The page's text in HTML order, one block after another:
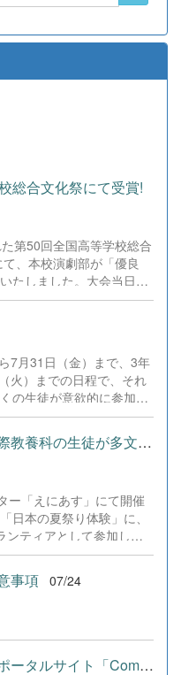
総合文化祭にて受賞!
第50回全国高等学校総合
、本校演劇部が「優良
たしました。大会当日
み重ねてきた練習の成果
ちました。緊張感のある
役割を果たし、心を込め
るご支援・ご協力をいた
心温まるご寄付や温かい
皆様方に、心より感謝申
支援が部員たちの大きな
パフォーマンスと演技を
経験を糧に、さらに表現
まいります。引き続き、
よろしくお願いいたしま
7月31日（金）まで、3年
火）までの日程で、それ
の生徒が意欲的に参加
発展的な内容、受験に向
が見られました。夏期講
、今後の学校生活や学習
長につなげてくれること
【世界とつながる夏祭り！国際教養科の生徒が多文化共生ボランテ...
ー「えにあす」にて開催
日本の夏祭り体験」に、
ンティアとして参加しま
ール、アフガニスタンな
ヨー釣りや綿あめ、盆踊
を彩った1年生や、経験
めました。 主催者の方か
で寄り添い、自分で考え
解のマインドが自然と身
事項 07/24
【ＢＳＣ】全商検定対策支援ポータルサイト「Compath（コンパス）...